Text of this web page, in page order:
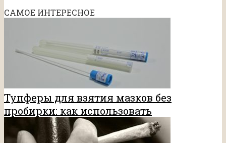
САМОЕ ИНТЕРЕСНОЕ
Тупферы для взятия мазков без
пробирки: как использовать